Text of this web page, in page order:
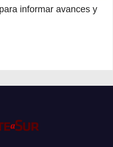
informar avances y